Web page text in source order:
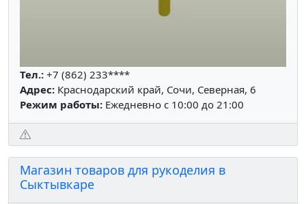
Тел.: +7 (862) 233****
Адрес: Краснодарский край, Сочи, Северная, 6
Режим работы: Ежедневно с 10:00 до 21:00
Магазин товаров для рукоделия в
Сыктывкаре